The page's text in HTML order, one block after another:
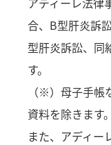
合、B型肝炎訴
型肝炎訴訟、同
す。
（※）母子手帳
資料を除きます。
また、アディー